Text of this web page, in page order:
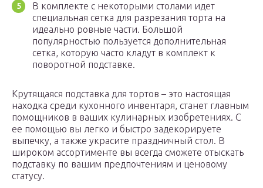
В комплекте с некоторыми столами идет
специальная сетка для разрезания торта на
идеально ровные части. Большой
популярностью пользуется дополнительная
сетка, которую часто кладут в комплект к
поворотной подставке.
Крутящаяся подставка для тортов – это настоящая
находка среди кухонного инвентаря, станет главным
помощников в ваших кулинарных изобретениях. С
ее помощью вы легко и быстро задекорируете
выпечку, а также украсите праздничный стол. В
широком ассортименте вы всегда сможете отыскать
подставку по вашим предпочтениям и ценовому
статусу.